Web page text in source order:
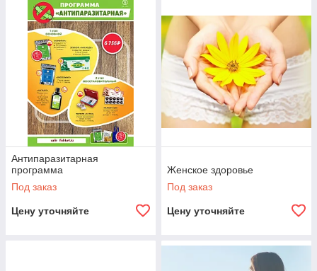
Антипаразитарная
программа
Под заказ
Цену уточняйте
Женское здоровье
Под заказ
Цену уточняйте